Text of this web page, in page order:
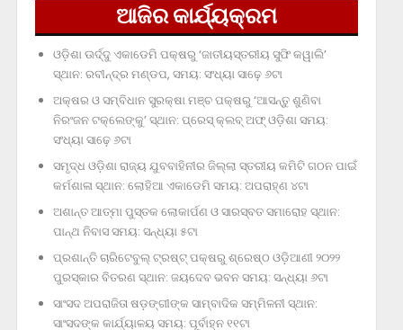
ଆଜିର କାର୍ଯ୍ୟକ୍ରମ
ଓଡ଼ିଶା ଊର୍ଦ୍ଦୁ ଏକାଡେମି ପକ୍ଷରୁ ‘ଜାତୀୟସ୍ତରୀୟ ସୁଫି କୱାଲି’
ସ୍ଥାନ: ରବୀନ୍ଦ୍ର ମଣ୍ଡପ, ସମୟ: ସଂଧ୍ୟା ସାଢ଼େ ୬ଟା
ଅକ୍ଷର ଓ ସମ୍ବିଧାନ ସୁରକ୍ଷା ମଞ୍ଚ ପକ୍ଷରୁ ‘ଆସନ୍ତୁ ଶୁଣିବା
ନିରଂଜନ ଟକ୍‌ଲେଙ୍କୁ’ ସ୍ଥାନ: ପ୍ରେସ୍‌ କ୍ଲବ୍‌ ଅଫ୍‌ ଓଡ଼ିଶା ସମୟ:
ସଂଧ୍ୟା ସାଢ଼େ ୬ଟା
ସମୃଦ୍ଧ ଓଡ଼ିଶା ରାଜ୍ୟ ଯୁବବାହିନୀର ଜିଲ୍ଲା ସ୍ତରୀୟ କମିଟି ଗଠନ ପାଇଁ
କର୍ମଶାଳା ସ୍ଥାନ: ଲୋହିଆ ଏକାଡେମି ସମୟ: ଅପରାହ୍‌ଣ ୪ଟା
ଅଶାନ୍ତ ଆତ୍ମା ପୁସ୍ତକ ଲୋକାର୍ପଣ ଓ ସାରସ୍ବତ ସମାରୋହ ସ୍ଥାନ:
ପାନ୍ଥ ନିବାସ ସମୟ: ସନ୍ଧ୍ୟା ୫ଟା
ପ୍ରଶାନ୍ତି ଚାରିଟେବୁଲ୍‌ ଟ୍ରଷ୍ଟ୍‌ ପକ୍ଷରୁ ଶ୍ରେଷ୍ଠ ଓଡ଼ିଆଣୀ ୨୦୨୨
ପୁରସ୍କାର ବିତରଣ ସ୍ଥାନ: ଜୟଦେବ ଭବନ ସମୟ: ସନ୍ଧ୍ୟା ୬ଟା
ସାଂସଦ ଅପରାଜିତା ଷଡ଼ଙ୍ଗୀଙ୍କ ସାମ୍ବାଦିକ ସମ୍ମିଳନୀ ସ୍ଥାନ:
ସାଂସଦଙ୍କ କାର୍ଯ୍ୟାଳୟ ସମୟ: ପୂର୍ବାହ୍ନ ୧୧ଟା